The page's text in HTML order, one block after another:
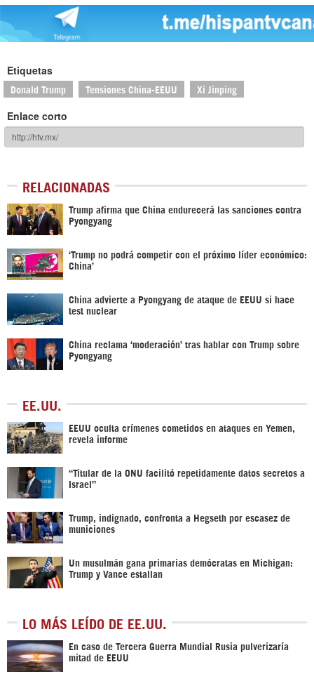
Etiquetas
Donald Trump Tensiones China-EEUU Xi Jinping
Enlace corto
RELACIONADAS
Trump afirma que China endurecerá las sanciones contra
Pyongyang
‘Trump no podrá competir con el próximo líder económico:
China’
China advierte a Pyongyang de ataque de EEUU si hace
test nuclear
China reclama ‘moderación’ tras hablar con Trump sobre
Pyongyang
EE.UU.
EEUU oculta crímenes cometidos en ataques en Yemen,
revela informe
“Titular de la ONU facilitó repetidamente datos secretos a
Israel”
Trump, indignado, confronta a Hegseth por escasez de
municiones
Un musulmán gana primarias demócratas en Michigan:
Trump y Vance estallan
LO MÁS LEÍDO DE EE.UU.
En caso de Tercera Guerra Mundial Rusia pulverizaría
mitad de EEUU